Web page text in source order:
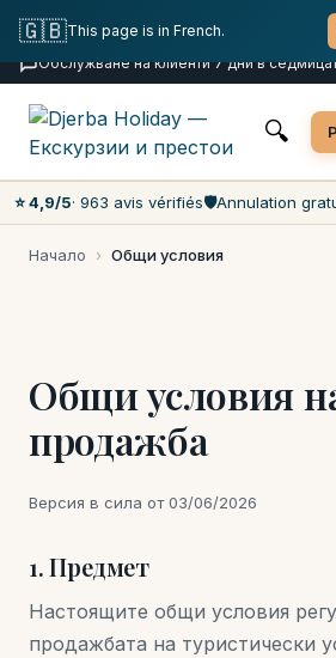
Безплатна отмяна
Плащане в деня на
Най-ниски цени на пазара
Обслужване на клиенти 7 дни в
🔍
⭐ 4,9/5· 963 avis vérifiés🛡️Annulation
Начало › Общи условия
Общи условия
продажба
Версия в сила от 03/06/2026
1. Предмет
Настоящите общи условия
продажбата на туристически
🇬🇧This page is in French.